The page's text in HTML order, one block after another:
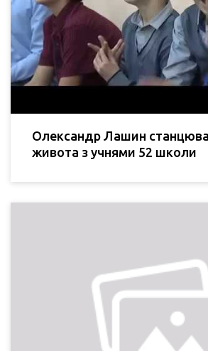
Олександр Лашин
живота з учнями 52 школи